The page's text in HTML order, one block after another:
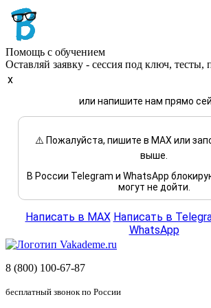
Помощь с обучением
Оставляй заявку - сессия под ключ,
x
или напишите нам прямо
⚠️ Пожалуйста, пишите в MAX или
выше.
В России Telegram и WhatsApp
могут не дойти.
Написать в MAX Написать в
WhatsApp
8 (800) 100-67-87
бесплатный звонок по России